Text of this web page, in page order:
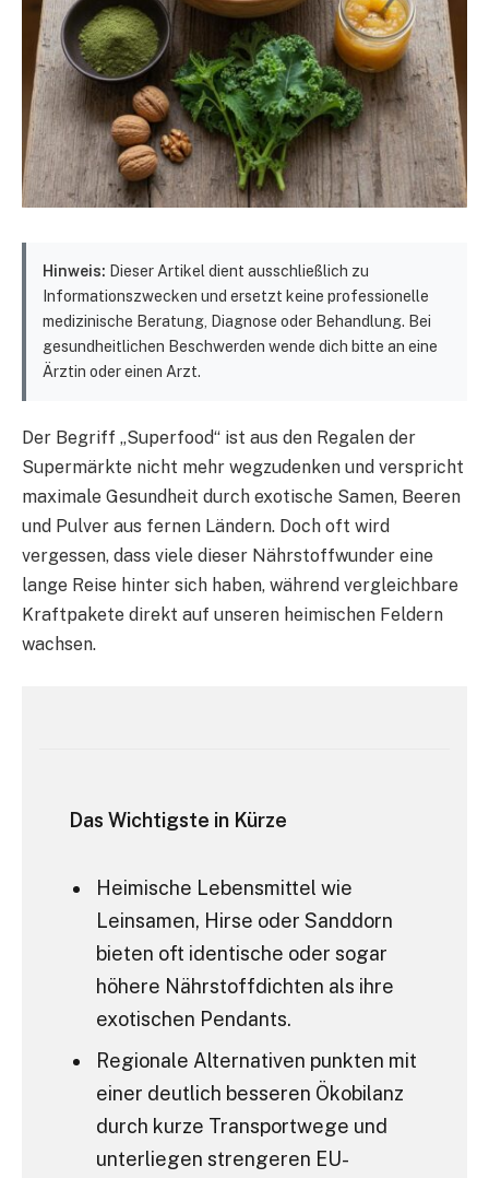
Hinweis: Dieser Artikel dient ausschließlich zu
Informationszwecken und ersetzt keine professionelle
medizinische Beratung, Diagnose oder Behandlung. Bei
gesundheitlichen Beschwerden wende dich bitte an eine
Ärztin oder einen Arzt.
Der Begriff „Superfood“ ist aus den Regalen der
Supermärkte nicht mehr wegzudenken und verspricht
maximale Gesundheit durch exotische Samen, Beeren
und Pulver aus fernen Ländern. Doch oft wird
vergessen, dass viele dieser Nährstoffwunder eine
lange Reise hinter sich haben, während vergleichbare
Kraftpakete direkt auf unseren heimischen Feldern
wachsen.
Das Wichtigste in Kürze
Heimische Lebensmittel wie
Leinsamen, Hirse oder Sanddorn
bieten oft identische oder sogar
höhere Nährstoffdichten als ihre
exotischen Pendants.
Regionale Alternativen punkten mit
einer deutlich besseren Ökobilanz
durch kurze Transportwege und
unterliegen strengeren EU-